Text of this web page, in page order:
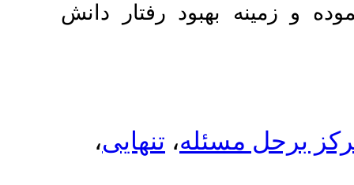
رفتار دانش
،تنهایی،